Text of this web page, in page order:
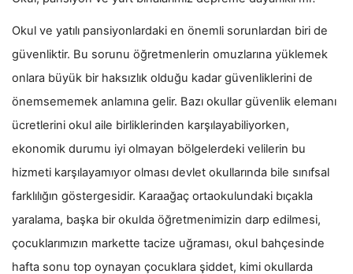
Okul ve yatılı pansiyonlardaki en önemli sorunlardan biri de
güvenliktir. Bu sorunu öğretmenlerin omuzlarına yüklemek
onlara büyük bir haksızlık olduğu kadar güvenliklerini de
önemsememek anlamına gelir. Bazı okullar güvenlik elemanı
ücretlerini okul aile birliklerinden karşılayabiliyorken,
ekonomik durumu iyi olmayan bölgelerdeki velilerin bu
hizmeti karşılayamıyor olması devlet okullarında bile sınıfsal
farklılığın göstergesidir. Karaağaç ortaokulundaki bıçakla
yaralama, başka bir okulda öğretmenimizin darp edilmesi,
çocuklarımızın markette tacize uğraması, okul bahçesinde
hafta sonu top oynayan çocuklara şiddet, kimi okullarda